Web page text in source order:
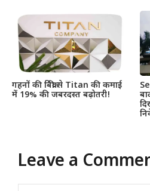
गहनों की बिक्री से Titan की कमाई
में 19% की जबरदस्त बढ़ोतरी!
Leave a